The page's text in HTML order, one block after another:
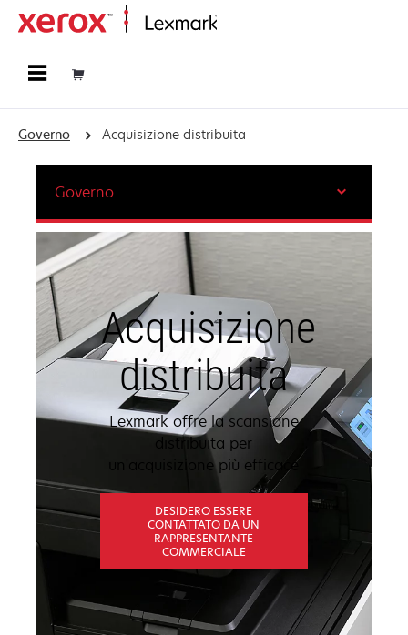
Governo Acquisizione distribuita
Acquisizione
distribuita
Lexmark offre la scansione
distribuita per
un'acquisizione più efficace
DESIDERO ESSERE
CONTATTATO DA UN
RAPPRESENTANTE
COMMERCIALE
Governo